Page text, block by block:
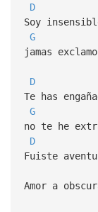
D
Soy
G
jamas
D
Te has
G
no te he
D
Fuiste
Amor a